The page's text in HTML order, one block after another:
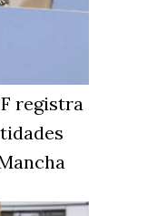
registra